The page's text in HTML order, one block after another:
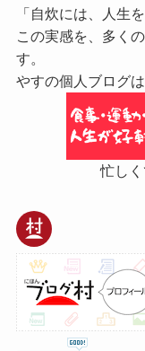
「自炊には、人生
この実感を、多く
す。
やすの個人ブログ
忙し